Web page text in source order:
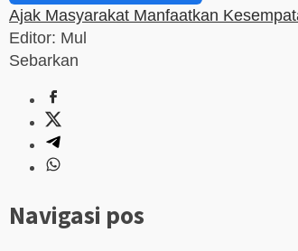
Ajak Masyarakat Manfaatkan
Editor: Mul
Sebarkan
Navigasi pos